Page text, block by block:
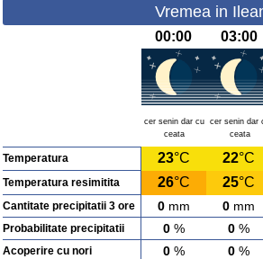
Vremea in
00:00 03:00
cer senin dar cu
ceata
cer senin dar
ceata
Temperatura 23°C 22°C
Temperatura resimitita 26°C 25°C
Cantitate precipitatii 3 ore 0 mm 0 mm
Probabilitate precipitatii 0 % 0 %
Acoperire cu nori 0 % 0 %